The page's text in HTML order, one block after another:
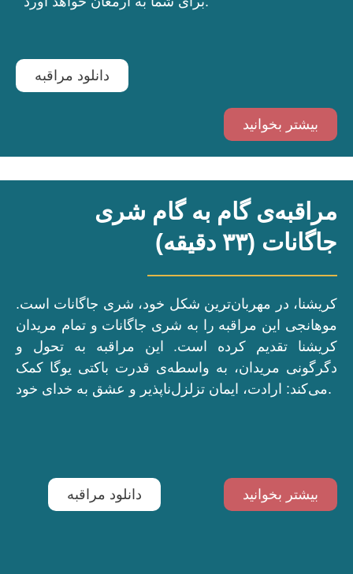
دانلود مراقبه
بیشتر بخوانید
مراقبه‌ی گام به گام شری
جاگانات (۳۳ دقیقه)
کریشنا، در مهربان‌ترین شکل خود، شری جاگانات است.
موهانجی این مراقبه را به شری جاگانات و تمام مریدان
کریشنا تقدیم کرده است. این مراقبه به تحول و
دگرگونی مریدان، به واسطه‌ی قدرت باکتی یوگا کمک
می‌کند: ارادت، ایمان تزلزل‌ناپذیر و عشق به خدای خود.
دانلود مراقبه بیشتر بخوانید